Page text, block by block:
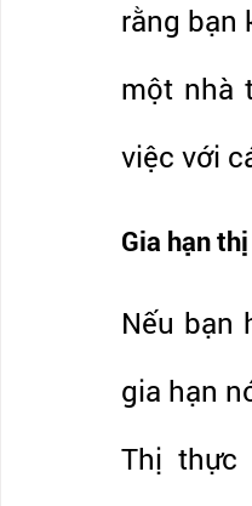
rằng bạn
một nhà
việc với
Gia hạn
Nếu bạn
gia hạn
Thị thực